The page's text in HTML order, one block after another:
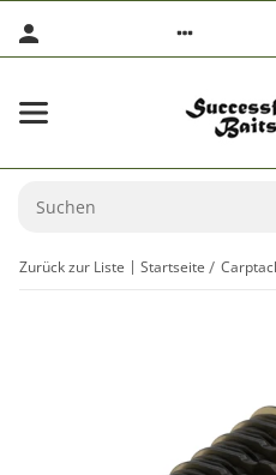
Zurück zur Liste Startseite